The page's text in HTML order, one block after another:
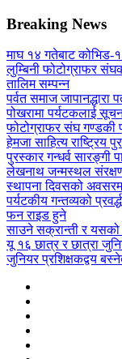
Breaking News
माघ १४ गतेबाट कोभिड-
लुम्बिनी फोटोग्राफर
तालिम सम्पन्न
पर्वत समाज
पोखरामा पर्यटकलाई
फोटोग्राफर संघ गण्डकी
हेमजा साहित्य राष्ट्रिय
पुरस्कार गन्धर्व सारङ्गी
लेखनाथ जन्मस्थल संरक्षण
स्थापना दिवसको
पर्यटकीय गन्तव्यको
फन राइड हुने
साउने सक्रान्ती र यसको
यू १६ छात्र र छात्रा
जुनियर प्रशिक्षकद्वय